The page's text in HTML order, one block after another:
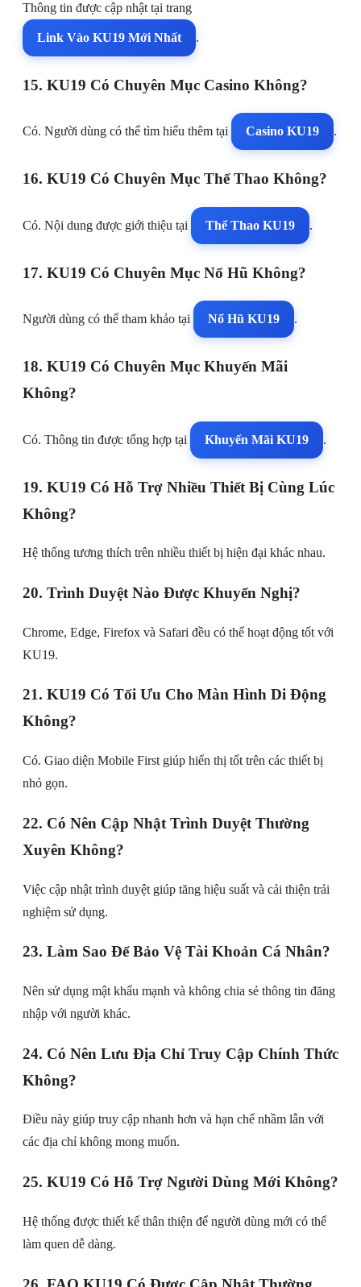
Thông tin được cập nhật tại trang
Link Vào KU19 Mới Nhất .
15. KU19 Có Chuyên Mục Casino Không?
Có. Người dùng có thể tìm hiểu thêm tại Casino KU19 .
16. KU19 Có Chuyên Mục Thể Thao Không?
Có. Nội dung được giới thiệu tại Thể Thao KU19 .
17. KU19 Có Chuyên Mục Nổ Hũ Không?
Người dùng có thể tham khảo tại Nổ Hũ KU19 .
18. KU19 Có Chuyên Mục Khuyến Mãi
Không?
Có. Thông tin được tổng hợp tại Khuyến Mãi KU19 .
19. KU19 Có Hỗ Trợ Nhiều Thiết Bị Cùng Lúc
Không?
Hệ thống tương thích trên nhiều thiết bị hiện đại khác nhau.
20. Trình Duyệt Nào Được Khuyến Nghị?
Chrome, Edge, Firefox và Safari đều có thể hoạt động tốt với
KU19.
21. KU19 Có Tối Ưu Cho Màn Hình Di Động
Không?
Có. Giao diện Mobile First giúp hiển thị tốt trên các thiết bị
nhỏ gọn.
22. Có Nên Cập Nhật Trình Duyệt Thường
Xuyên Không?
Việc cập nhật trình duyệt giúp tăng hiệu suất và cải thiện trải
nghiệm sử dụng.
23. Làm Sao Để Bảo Vệ Tài Khoản Cá Nhân?
Nên sử dụng mật khẩu mạnh và không chia sẻ thông tin đăng
nhập với người khác.
24. Có Nên Lưu Địa Chỉ Truy Cập Chính Thức
Không?
Điều này giúp truy cập nhanh hơn và hạn chế nhầm lẫn với
các địa chỉ không mong muốn.
25. KU19 Có Hỗ Trợ Người Dùng Mới Không?
Hệ thống được thiết kế thân thiện để người dùng mới có thể
làm quen dễ dàng.